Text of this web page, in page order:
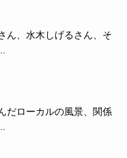
ん、水木しげるさん、そ
だローカルの風景、関係